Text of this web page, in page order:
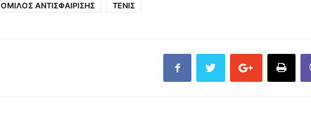
ΟΜΙΛΟΣ ΑΝΤΙΣΦΑΙΡΙΣΗΣ ΤΕΝΙΣ